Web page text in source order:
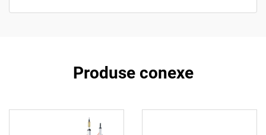
Produse conexe